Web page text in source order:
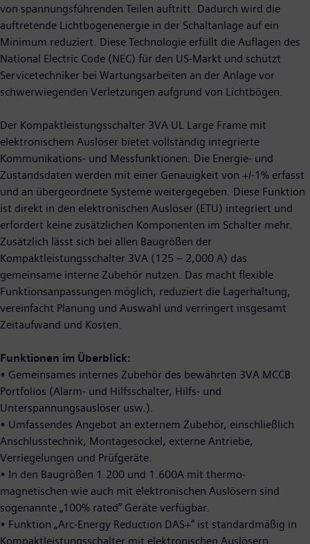
von spannungsführenden Teilen auftritt. Dadurch wird die
auftretende Lichtbogenenergie in der Schaltanlage auf ein
Minimum reduziert. Diese Technologie erfüllt die Auflagen des
National Electric Code (NEC) für den US-Markt und schützt
Servicetechniker bei Wartungsarbeiten an der Anlage vor
schwerwiegenden Verletzungen aufgrund von Lichtbögen.
Der Kompaktleistungsschalter 3VA UL Large Frame mit
elektronischem Auslöser bietet vollständig integrierte
Kommunikations- und Messfunktionen. Die Energie- und
Zustandsdaten werden mit einer Genauigkeit von +/-1% erfasst
und an übergeordnete Systeme weitergegeben. Diese Funktion
ist direkt in den elektronischen Auslöser (ETU) integriert und
erfordert keine zusätzlichen Komponenten im Schalter mehr.
Zusätzlich lässt sich bei allen Baugrößen der
Kompaktleistungsschalter 3VA (125 – 2,000 A) das
gemeinsame interne Zubehör nutzen. Das macht flexible
Funktionsanpassungen möglich, reduziert die Lagerhaltung,
vereinfacht Planung und Auswahl und verringert insgesamt
Zeitaufwand und Kosten.
Funktionen im Überblick:
• Gemeinsames internes Zubehör des bewährten 3VA MCCB
Portfolios (Alarm- und Hilfsschalter, Hilfs- und
Unterspannungsauslöser usw.).
• Umfassendes Angebot an externem Zubehör, einschließlich
Anschlusstechnik, Montagesockel, externe Antriebe,
Verriegelungen und Prüfgeräte.
• In den Baugrößen 1.200 und 1.600A mit thermo-
magnetischen wie auch mit elektronischen Auslösern sind
sogenannte „100% rated“ Geräte verfügbar.
• Funktion „Arc-Energy Reduction DAS+“ ist standardmäßig in
Kompaktleistungsschalter mit elektronischen Auslösern